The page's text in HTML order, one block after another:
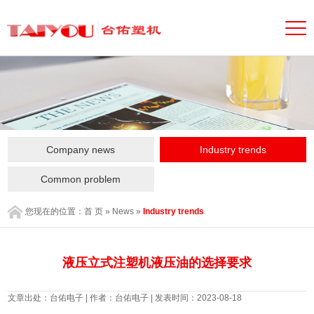
Company news Industry trends
Common problem
您现在的位置：首 页 » News »Industry trends
液压立式注塑机液压油的选择要求
文章出处：台佑电子 | 作者：台佑电子 | 发表时间：2023-08-18